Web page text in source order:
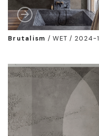
Brutalism /WET / 2024-1